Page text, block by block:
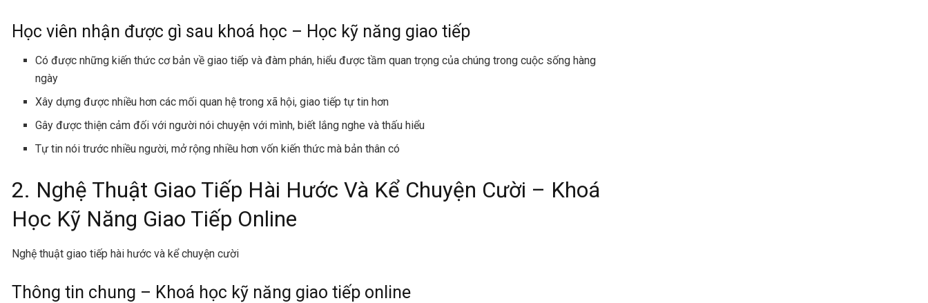
Học viên nhận được gì sau khoá học – Học kỹ năng giao tiếp
Có được những kiến thức cơ bản về giao tiếp và đàm phán, hiểu được tầm quan trọng của chúng trong cuộc sống hàng
ngày
Xây dựng được nhiều hơn các mối quan hệ trong xã hội, giao tiếp tự tin hơn
Gây được thiện cảm đối với người nói chuyện với mình, biết lắng nghe và thấu hiểu
Tự tin nói trước nhiều người, mở rộng nhiều hơn vốn kiến thức mà bản thân có
2. Nghệ Thuật Giao Tiếp Hài Hước Và Kể Chuyện Cười – Khoá
Học Kỹ Năng Giao Tiếp Online
Nghệ thuật giao tiếp hài hước và kể chuyện cười
Thông tin chung – Khoá học kỹ năng giao tiếp online